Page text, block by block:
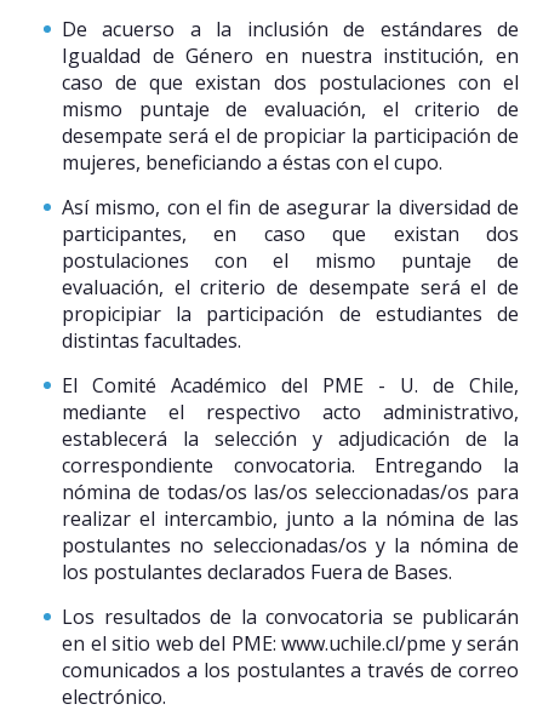
De acuerso a la inclusión de estándares de
Igualdad de Género en nuestra institución, en
caso de que existan dos postulaciones con el
mismo puntaje de evaluación, el criterio de
desempate será el de propiciar la participación de
mujeres, beneficiando a éstas con el cupo.
Así mismo, con el fin de asegurar la diversidad de
participantes, en caso que existan dos
postulaciones con el mismo puntaje de
evaluación, el criterio de desempate será el de
propicipiar la participación de estudiantes de
distintas facultades.
El Comité Académico del PME - U. de Chile,
mediante el respectivo acto administrativo,
establecerá la selección y adjudicación de la
correspondiente convocatoria. Entregando la
nómina de todas/os las/os seleccionadas/os para
realizar el intercambio, junto a la nómina de las
postulantes no seleccionadas/os y la nómina de
los postulantes declarados Fuera de Bases.
Los resultados de la convocatoria se publicarán
en el sitio web del PME: www.uchile.cl/pme y serán
comunicados a los postulantes a través de correo
electrónico.